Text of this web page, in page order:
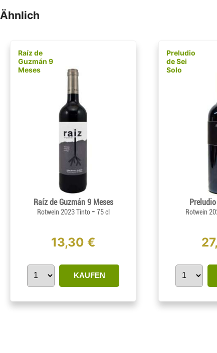
Ähnlich
Raíz de
Guzmán 9
Meses
Raíz de Guzmán 9 Meses
Rotwein 2023 Tinto - 75 cl
13,30 €
KAUFEN
Preludio
de Sei
Solo
Rotwein